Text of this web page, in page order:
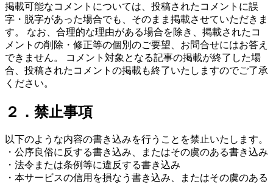
掲載可能なコメントについては、投稿されたコメントに誤
字・脱字があった場合でも、そのまま掲載させていただきま
す。 なお、合理的な理由がある場合を除き、掲載されたコ
メントの削除・修正等の個別のご要望、お問合せにはお答え
できません。 コメント対象となる記事の掲載が終了した場
合、投稿されたコメントの掲載も終了いたしますのでご了承
ください。
２．禁止事項
以下のような内容の書き込みを行うことを禁止いたします。
・公序良俗に反する書き込み、またはその虞のある書き込み
・法令または条例等に違反する書き込み
・本サービスの信用を損なう書き込み、またはその虞のある